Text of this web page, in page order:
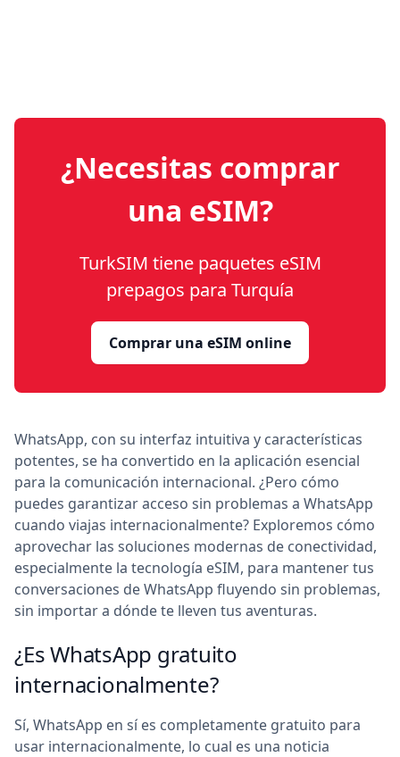
¿Necesitas comprar
una eSIM?
TurkSIM tiene paquetes eSIM
prepagos para Turquía
Comprar una eSIM online
WhatsApp, con su interfaz intuitiva y características
potentes, se ha convertido en la aplicación esencial
para la comunicación internacional. ¿Pero cómo
puedes garantizar acceso sin problemas a WhatsApp
cuando viajas internacionalmente? Exploremos cómo
aprovechar las soluciones modernas de conectividad,
especialmente la tecnología eSIM, para mantener tus
conversaciones de WhatsApp fluyendo sin problemas,
sin importar a dónde te lleven tus aventuras.
¿Es WhatsApp gratuito
internacionalmente?
Sí, WhatsApp en sí es completamente gratuito para
usar internacionalmente, lo cual es una noticia